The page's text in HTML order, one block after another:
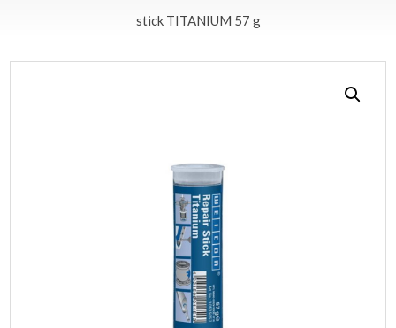
stick TITANIUM 57 g